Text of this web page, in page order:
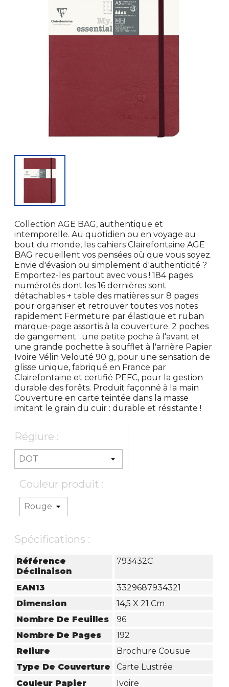
Collection AGE BAG, authentique et
intemporelle. Au quotidien ou en voyage au
bout du monde, les cahiers Clairefontaine AGE
BAG recueillent vos pensées où que vous soyez.
Envie d'évasion ou simplement d'authenticité ?
Emportez-les partout avec vous ! 184 pages
numérotés dont les 16 dernières sont
détachables + table des matières sur 8 pages
pour organiser et retrouver toutes vos notes
rapidement Fermeture par élastique et ruban
marque-page assortis à la couverture. 2 poches
de gangement : une petite poche à l'avant et
une grande pochette à soufflet à l'arrière Papier
Ivoire Vélin Velouté 90 g, pour une sensation de
glisse unique, fabriqué en France par
Clairefontaine et certifié PEFC, pour la gestion
durable des forêts. Produit façonné à la main
Couverture en carte teintée dans la masse
imitant le grain du cuir : durable et résistante !
Réglure :
Couleur produit :
Spécifications :
Référence
Déclinaison
793432C
EAN13
3329687934321
Dimension
14,5 X 21 Cm
Nombre De Feuilles
96
Nombre De Pages
192
Reliure
Brochure Cousue
Type De Couverture
Carte Lustrée
Couleur Papier
Ivoire